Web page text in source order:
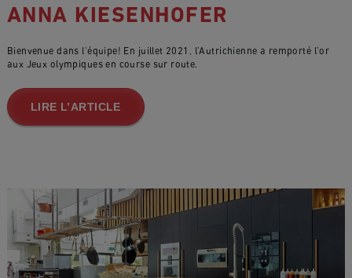
ANNA KIESENHOFER
Bienvenue dans l'équipe! En juillet 2021, l’Autrichienne a remporté l’or
aux Jeux olympiques en course sur route.
LIRE L’ARTICLE